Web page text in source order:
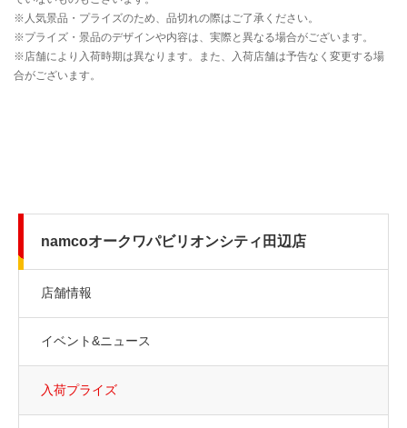
namcoオークワパビリオンシティ田辺店
店舗情報
イベント&ニュース
入荷プライズ